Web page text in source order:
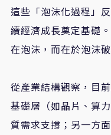
這些「泡沫化過程」
續經濟成長奠定基礎
在泡沫，而在於泡沫
從產業結構觀察，目
基礎層（如晶片、算
質需求支撐；另一方